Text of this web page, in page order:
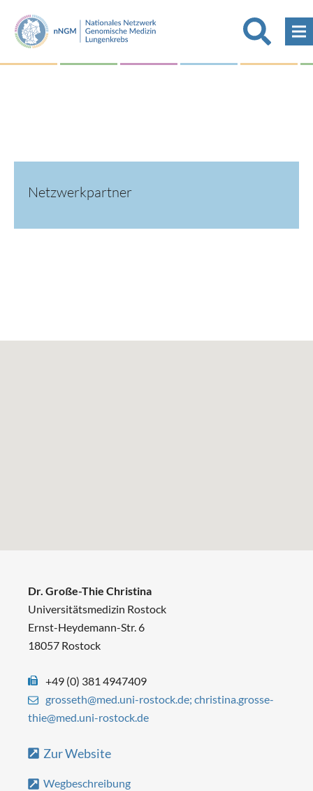
Netzwerkpartner
Dr. Große-Thie Christina
Universitätsmedizin Rostock
Ernst-Heydemann-Str. 6
18057 Rostock
+49 (0) 381 4947409
grosseth@med.uni-rostock.de; christina.grosse-
thie@med.uni-rostock.de
Zur Website
Wegbeschreibung